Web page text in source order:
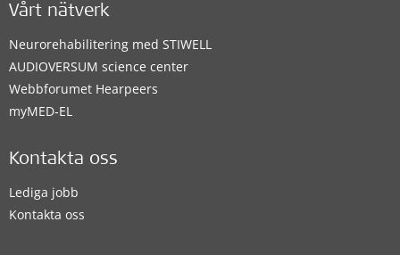
Vårt nätverk
Neurorehabilitering med STIWELL
AUDIOVERSUM science center
Webbforumet Hearpeers
myMED‑EL
Kontakta oss
Lediga jobb
Kontakta oss